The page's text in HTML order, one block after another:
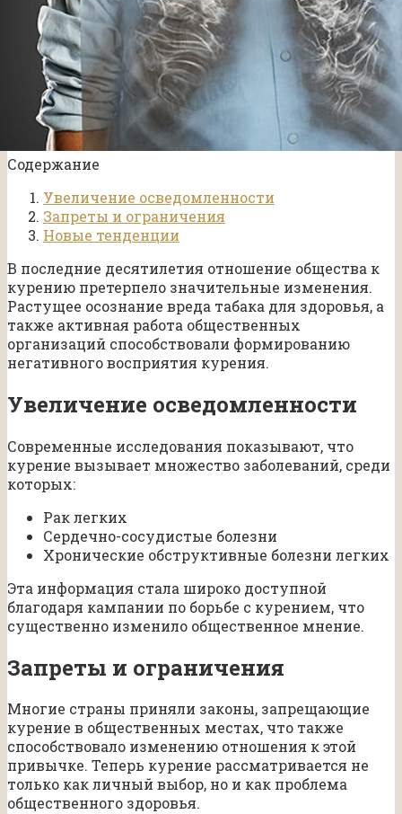
Содержание
Увеличение осведомленности
Запреты и ограничения
Новые тенденции
В последние десятилетия отношение общества к
курению претерпело значительные изменения.
Растущее осознание вреда табака для здоровья, а
также активная работа общественных
организаций способствовали формированию
негативного восприятия курения.
Увеличение осведомленности
Современные исследования показывают, что
курение вызывает множество заболеваний, среди
которых:
Рак легких
Сердечно-сосудистые болезни
Хронические обструктивные болезни легких
Эта информация стала широко доступной
благодаря кампании по борьбе с курением, что
существенно изменило общественное мнение.
Запреты и ограничения
Многие страны приняли законы, запрещающие
курение в общественных местах, что также
способствовало изменению отношения к этой
привычке. Теперь курение рассматривается не
только как личный выбор, но и как проблема
общественного здоровья.